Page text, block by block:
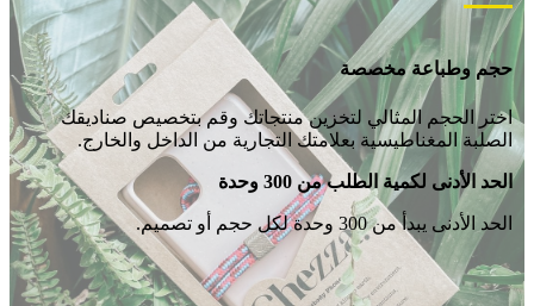
حجم وطباعة مخصصة
اختر الحجم المثالي لتخزين منتجاتك وقم بتخصيص صناديقك
الصلبة المغناطيسية بعلامتك التجارية من الداخل والخارج.
الحد الأدنى لكمية الطلب من 300 وحدة
الحد الأدنى يبدأ من 300 وحدة لكل حجم أو تصميم.